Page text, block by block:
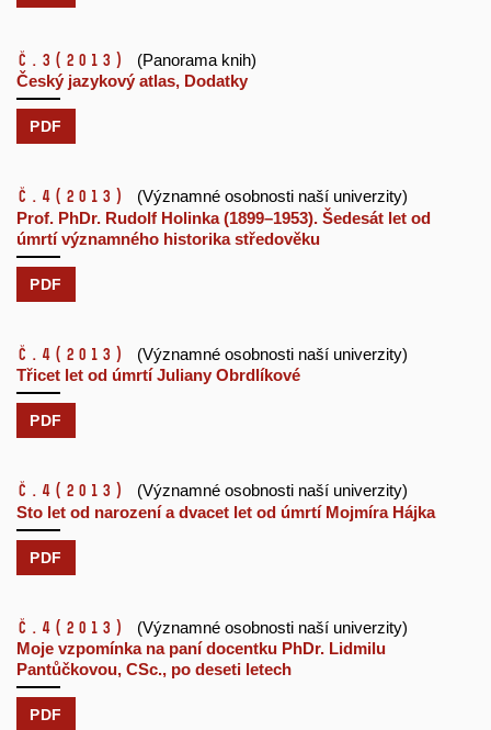
č.3 (2013)
(Panorama knih)
Český jazykový atlas, Dodatky
PDF
č.4 (2013)
(Významné osobnosti naší univerzity)
Prof. PhDr. Rudolf Holinka (1899–1953). Šedesát let od
úmrtí významného historika středověku
PDF
č.4 (2013)
(Významné osobnosti naší univerzity)
Třicet let od úmrtí Juliany Obrdlíkové
PDF
č.4 (2013)
(Významné osobnosti naší univerzity)
Sto let od narození a dvacet let od úmrtí Mojmíra Hájka
PDF
č.4 (2013)
(Významné osobnosti naší univerzity)
Moje vzpomínka na paní docentku PhDr. Lidmilu
Pantůčkovou, CSc., po deseti letech
PDF